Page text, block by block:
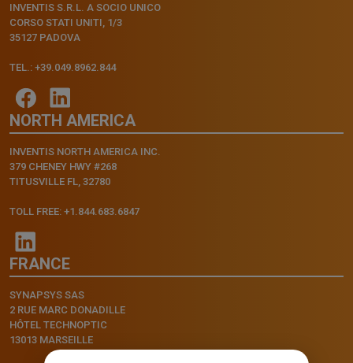
INVENTIS S.R.L. A SOCIO UNICO
CORSO STATI UNITI, 1/3
35127 PADOVA
TEL.: +39.049.8962.844
NORTH AMERICA
INVENTIS NORTH AMERICA INC.
379 CHENEY HWY #268
TITUSVILLE FL, 32780
TOLL FREE: +1.844.683.6847
FRANCE
SYNAPSYS SAS
2 RUE MARC DONADILLE
HÔTEL TECHNOPTIC
13013 MARSEILLE